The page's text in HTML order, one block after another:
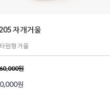
자개거울
원형 거울
원
원